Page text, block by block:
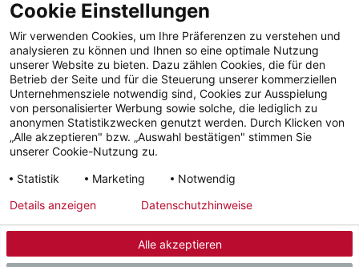
FacebookLinkedIn
Widerruf
Facebook YouTube LinkedIn
Instagram
© 2026 - STIEBEL ELTRON GmbH & Co. KG (DE)
Cookie Einstellungen
Wir verwenden Cookies, um Ihre Präferenzen zu verstehen und
analysieren zu können und Ihnen so eine optimale Nutzung
unserer Website zu bieten. Dazu zählen Cookies, die für den
Betrieb der Seite und für die Steuerung unserer kommerziellen
Unternehmensziele notwendig sind, Cookies zur Ausspielung
von personalisierter Werbung sowie solche, die lediglich zu
anonymen Statistikzwecken genutzt werden. Durch Klicken von
„Alle akzeptieren" bzw. „Auswahl bestätigen" stimmen Sie
unserer Cookie-Nutzung zu.
Statistik
Marketing Notwendig
Alle akzeptieren
Details anzeigen Datenschutzhinweise